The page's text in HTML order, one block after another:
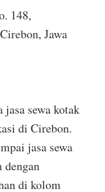
148,
Jawa
jasa sewa kotak
di Cirebon.
jasa sewa
dengan
di kolom